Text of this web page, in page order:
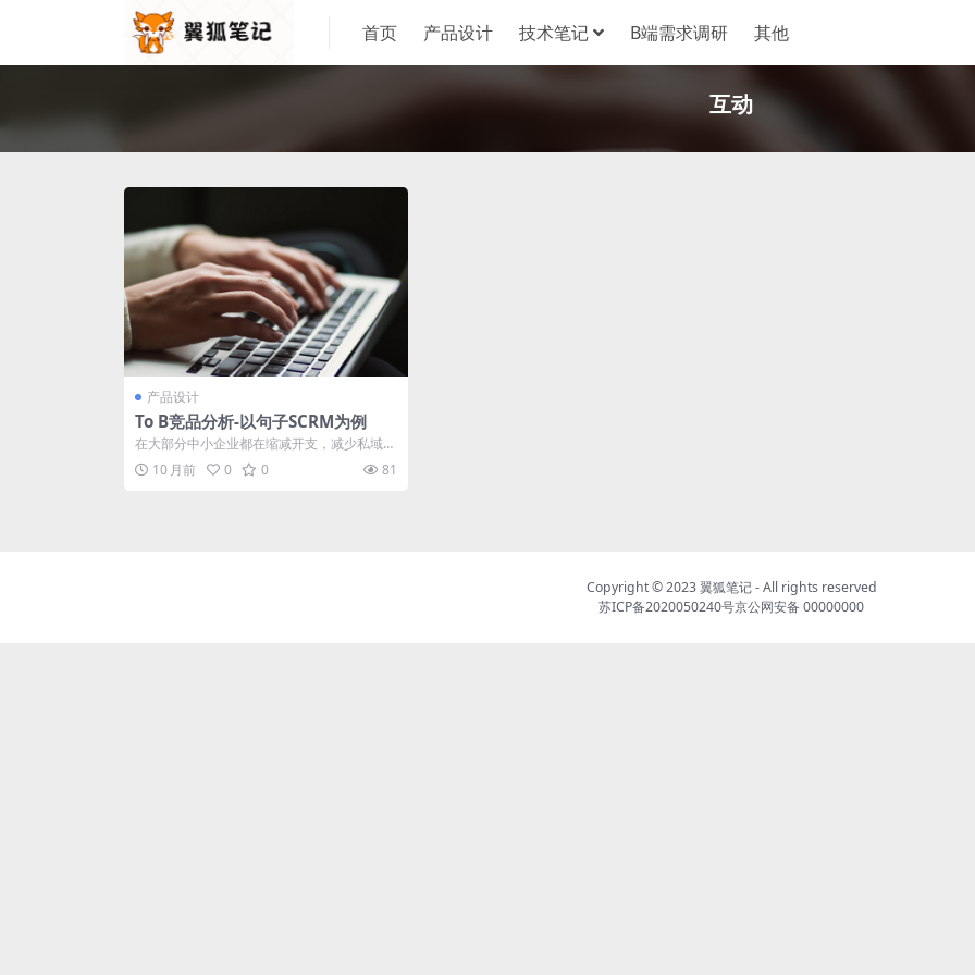
首页 产品设计 技术笔记 B端需求调研 其他
互动
产品设计
To B竞品分析-以句子SCRM为例
在大部分中小企业都在缩减开支，减少私域投
入的情况下，句子互动在行业寒冬期依然获
得...10 月前 0 0 81
Copyright © 2023翼狐笔记- All rights reserved
苏ICP备2020050240号京公网安备 00000000